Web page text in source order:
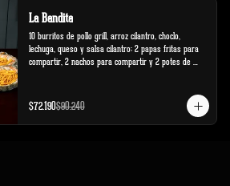
La Bandita
10 burritos de pollo grill, arroz cilantro, choclo,
lechuga, queso y salsa cilantro; 2 papas fritas para
compartir, 2 nachos para compartir y 2 potes de
$72.190$90.240